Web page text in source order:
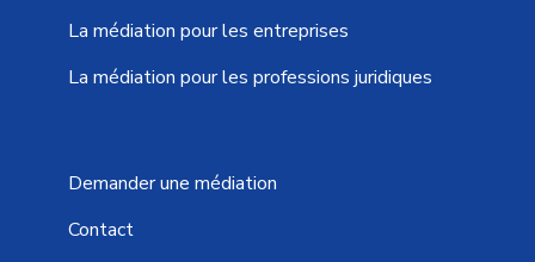
La médiation pour les entreprises
La médiation pour les professions juridiques
Demander une médiation
Contact